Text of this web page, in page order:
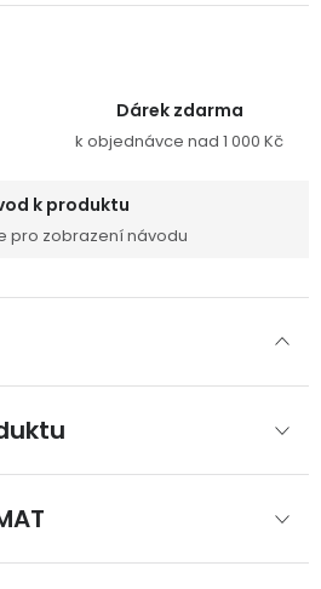
Dárek zdarma
k objednávce nad 1 000 Kč
k produktu
pro zobrazení návodu